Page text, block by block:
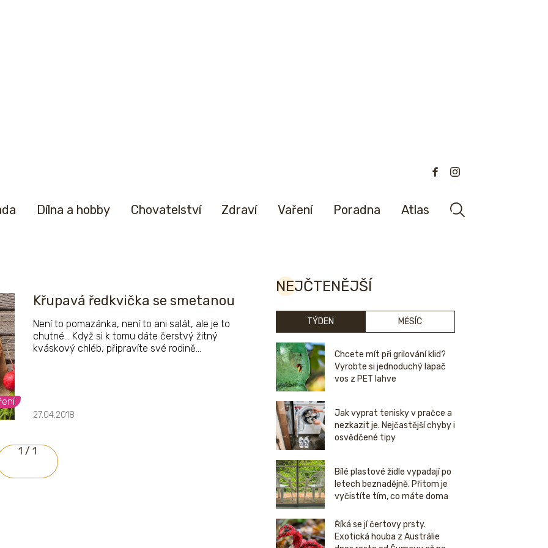
Dílna a hobby Chovatelství Zdraví Vaření Poradna Atlas
Křupavá ředkvička se smetanou
Není to pomazánka, není to ani salát, ale je to
chutné... Když si k tomu dáte čerstvý žitný
kváskový chléb, připravíte své rodině
27.04.2018
1 / 1
NEJČTENĚJŠÍ
TÝDEN MĚSÍC
Chcete mít při grilování klid?
Vyrobte si jednoduchý lapač
vos z PET lahve
Jak vyprat tenisky v pračce a
nezkazit je. Nejčastější chyby i
osvědčené tipy
Bílé plastové židle vypadají po
letech beznadějně. Přitom je
vyčistíte tím, co máte doma
Říká se jí čertovy prsty.
Exotická houba z Austrálie